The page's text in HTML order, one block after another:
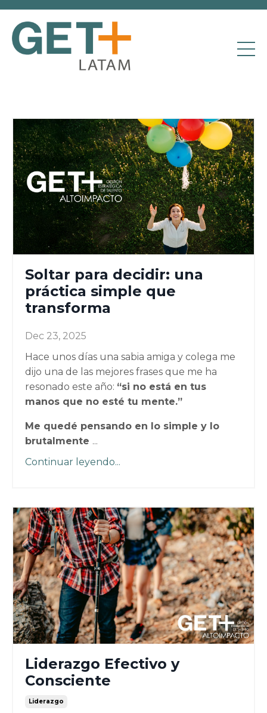
Soltar para decidir: una
práctica simple que
transforma
Dec 23, 2025
Hace unos días una sabia amiga y colega me
dijo una de las mejores frases que me ha
resonado este año: “si no está en tus
manos que no esté tu mente.”
Me quedé pensando en lo simple y lo
brutalmente ...
Continuar leyendo...
Liderazgo Efectivo y
Consciente
Liderazgo